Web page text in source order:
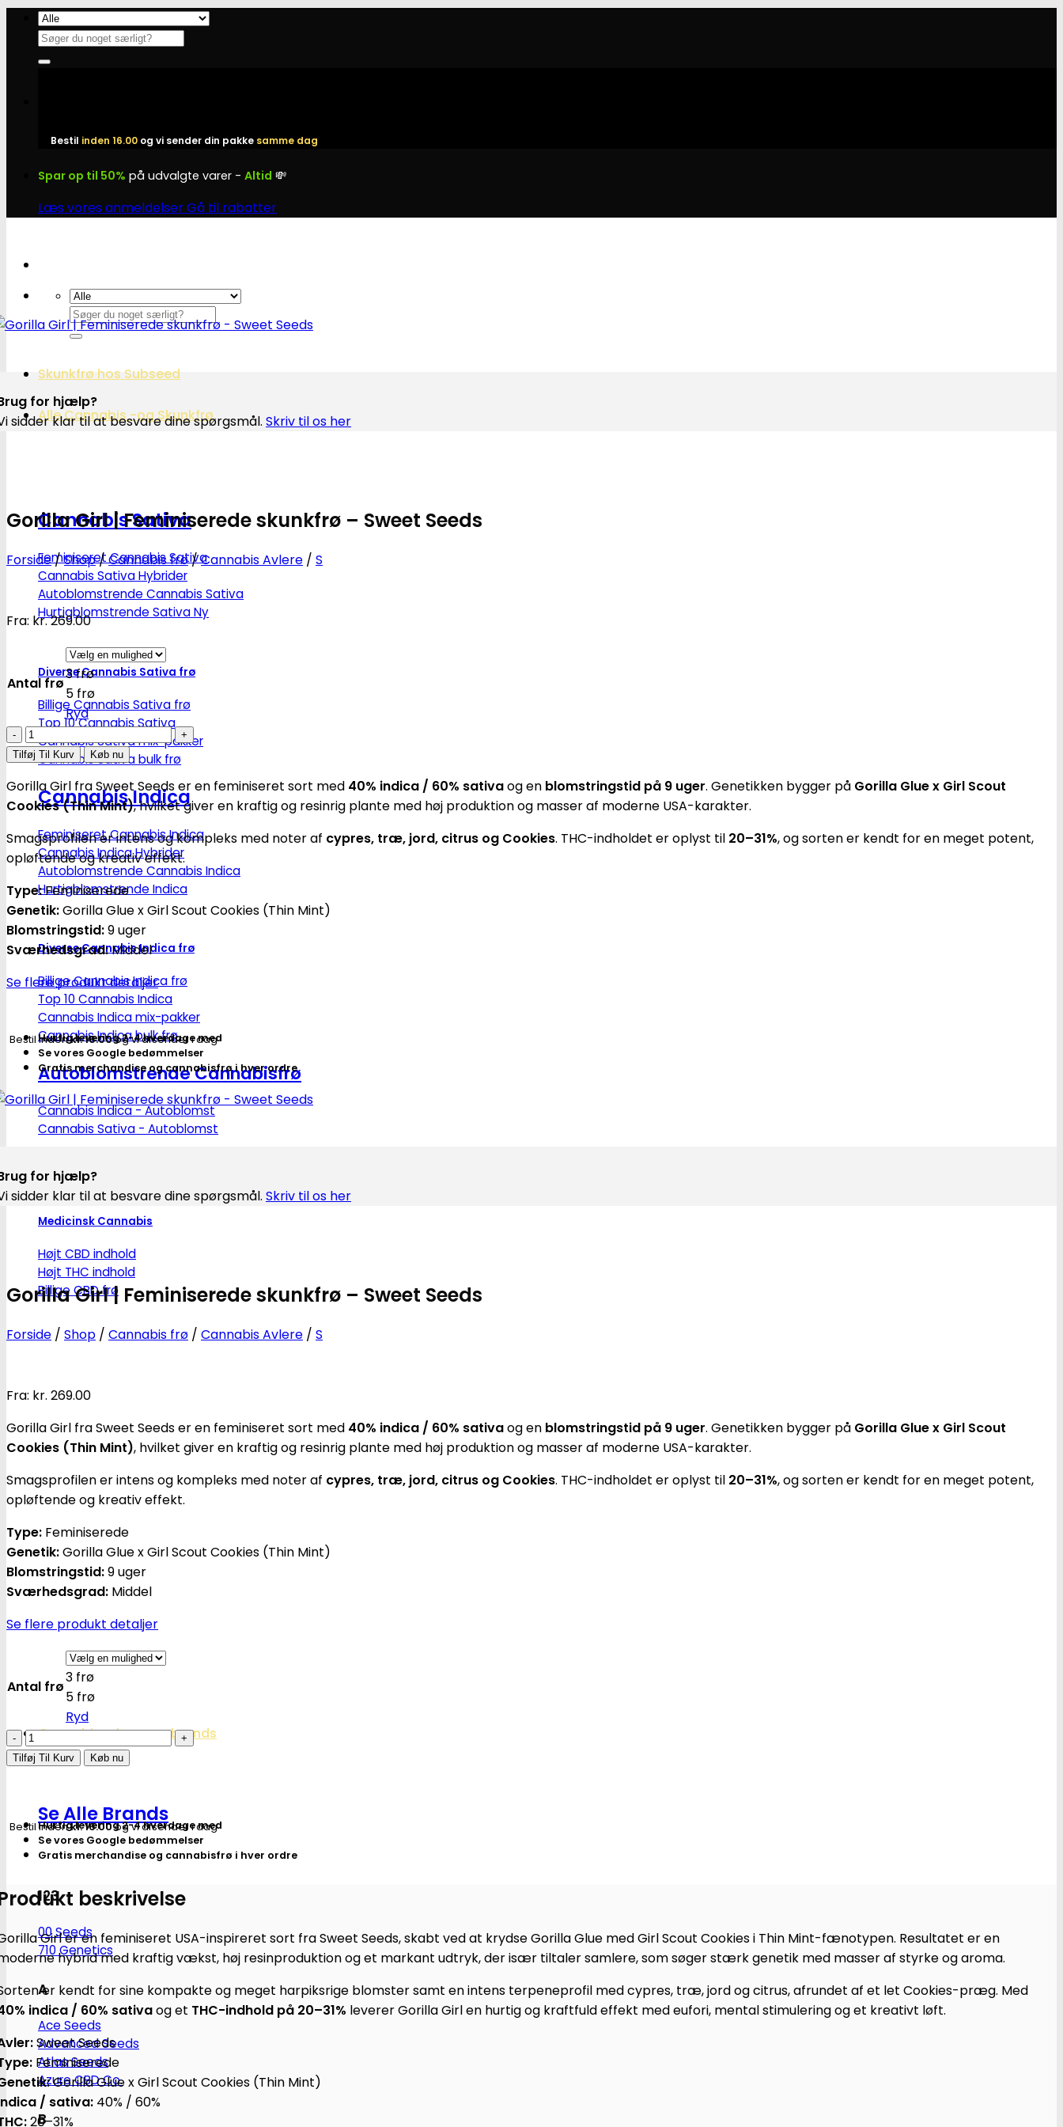
Fortsæt
indhold
Søg
efter:
Bestil inden 16.00 og vi sender din pakke samme dag
Spar op til 50% på udvalgte varer - Altid 💸
Læs vores anmeldelserGå til rabatter
Søg
efter:
Skunkfrø hos Subseed
Alle Cannabis -og Skunkfrø
Cannabis Sativa
Feminiseret Cannabis Sativa
Cannabis Sativa Hybrider
Autoblomstrende Cannabis Sativa
Hurtigblomstrende Sativa
Diverse Cannabis Sativa frø
Billige Cannabis Sativa frø
Top 10 Cannabis Sativa
Cannabis Sativa mix-pakker
Cannabis Sativa bulk frø
Cannabis Indica
Feminiseret Cannabis Indica
Cannabis Indica Hybrider
Autoblomstrende Cannabis Indica
Hurtigblomstrende Indica
Diverse Cannabis Indica frø
Billige Cannabis Indica frø
Top 10 Cannabis Indica
Cannabis Indica mix-pakker
Cannabis Indica bulk frø
Autoblomstrende Cannabisfrø
Cannabis Indica - Autoblomst
Cannabis Sativa - Autoblomst
Medicinsk Cannabis
Højt CBD indhold
Højt THC indhold
Billige CBD frø
Cannabisavlere -og brands
Se Alle Brands
123
00 Seeds
710 Genetics
A
Ace Seeds
Advanced Seeds
Atlas Seeds
Azure CBD Co.
B
for hjælp?
sidder klar til at besvare dine spørgsmål. Skriv til os her
Gorilla Girl | Feminiserede skunkfrø – Sweet Seeds
Forside/Shop/Cannabis frø/Cannabis Avlere / S
Fra: kr.269.00
Antal frø
3 frø
5 frø
Ryd
Gorilla
Girl
Feminiserede
skunkfrø
-
Sweet
Seeds
antal
Tilføj Til Kurv Køb nu
Gorilla Girl fra Sweet Seeds er en feminiseret sort med 40% indica / 60% sativaog en blomstringstid på 9 uger. Genetikken bygger på Gorilla Glue x Girl Scout
Cookies (Thin Mint), hvilket giver en kraftig og resinrig plante med høj produktion og masser af moderne USA-karakter.
Smagsprofilen er intens og kompleks med noter af cypres, træ, jord, citrus og Cookies. THC-indholdet er oplyst til 20–31%, og sorten er kendt for en meget potent,
opløftende og kreativ effekt.
Type:Feminiserede
Genetik:Gorilla Glue x Girl Scout Cookies (Thin Mint)
Blomstringstid:9 uger
Sværhedsgrad:Middel
Se flere produkt detaljer
Bestil indenkl. 16.00og vi afsender i dag
Hurtig levering 2-4 hverdage med
Se vores Google bedømmelser
Gratis merchandise og cannabisfrø i hver ordre
for hjælp?
sidder klar til at besvare dine spørgsmål. Skriv til os her
Gorilla Girl | Feminiserede skunkfrø – Sweet Seeds
Forside / Shop / Cannabis frø / Cannabis Avlere / S
Fra: kr. 269.00
Gorilla Girl fra Sweet Seeds er en feminiseret sort med 40% indica / 60% sativaog en blomstringstid på 9 uger. Genetikken bygger på Gorilla Glue x Girl Scout
Cookies (Thin Mint), hvilket giver en kraftig og resinrig plante med høj produktion og masser af moderne USA-karakter.
Smagsprofilen er intens og kompleks med noter af cypres, træ, jord, citrus og Cookies. THC-indholdet er oplyst til 20–31%, og sorten er kendt for en meget potent,
opløftende og kreativ effekt.
Type: Feminiserede
Genetik:Gorilla Glue x Girl Scout Cookies (Thin Mint)
Blomstringstid:9 uger
Sværhedsgrad: Middel
Se flere produkt detaljer
Antal frø
3 frø
5 frø
Ryd
Gorilla
Girl
skunkfrø
-
Sweet
antal
Tilføj Til Kurv Køb nu
Bestil indenkl. 16.00og vi afsender i dag
Hurtig levering 2-4 hverdage med
Se vores Google bedømmelser
Gratis merchandise og cannabisfrø i hver ordre
beskrivelse
Girl er en feminiseret USA-inspireret sort fra Sweet Seeds, skabt ved at krydse Gorilla Glue med Girl Scout Cookies i Thin Mint-fænotypen. Resultatet er en
hybrid med kraftig vækst, høj resinproduktion og et markant udtryk, der især tiltaler samlere, som søger stærk genetik med masser af styrke og aroma.
er kendt for sine kompakte og meget harpiksrige blomster samt en intens terpeneprofil med cypres, træ, jord og citrus, afrundet af et let Cookies-præg. Med
indica / 60% sativaog et THC-indhold på 20–31% leverer Gorilla Girl en hurtig og kraftfuld effekt med eufori, mental stimulering og et kreativt løft.
Sweet Seeds
Feminiserede
Gorilla Glue x Girl Scout Cookies (Thin Mint)
/ sativa: 40% / 60%
20–31%